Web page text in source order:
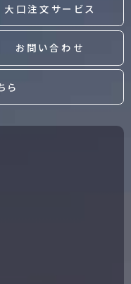
大口注文サービス
お問い合わせ
ら